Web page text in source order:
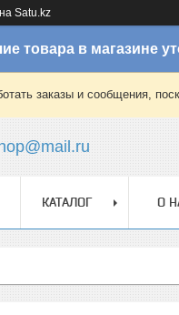
на Satu.kz
товара в магазине
заказы и сообщения,
КАТАЛОГ О